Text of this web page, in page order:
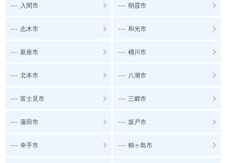
--- 入間市 --- 朝霞市
--- 志木市 --- 和光市
--- 新座市 --- 桶川市
--- 北本市 --- 八潮市
--- 富士見市 --- 三郷市
--- 蓮田市 --- 坂戸市
--- 幸手市 --- 鶴ヶ島市